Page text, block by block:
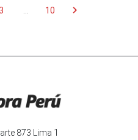
... 10 chevron_right
873 Lima 1